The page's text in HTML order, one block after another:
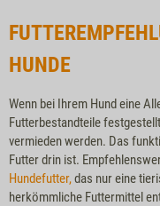
HUNDE
Wenn bei Ihrem Hund eine
Futterbestandteile
vermieden werden. Das
Futter drin ist.
Hundefutter,das nur eine
herkömmliche Futtermittel